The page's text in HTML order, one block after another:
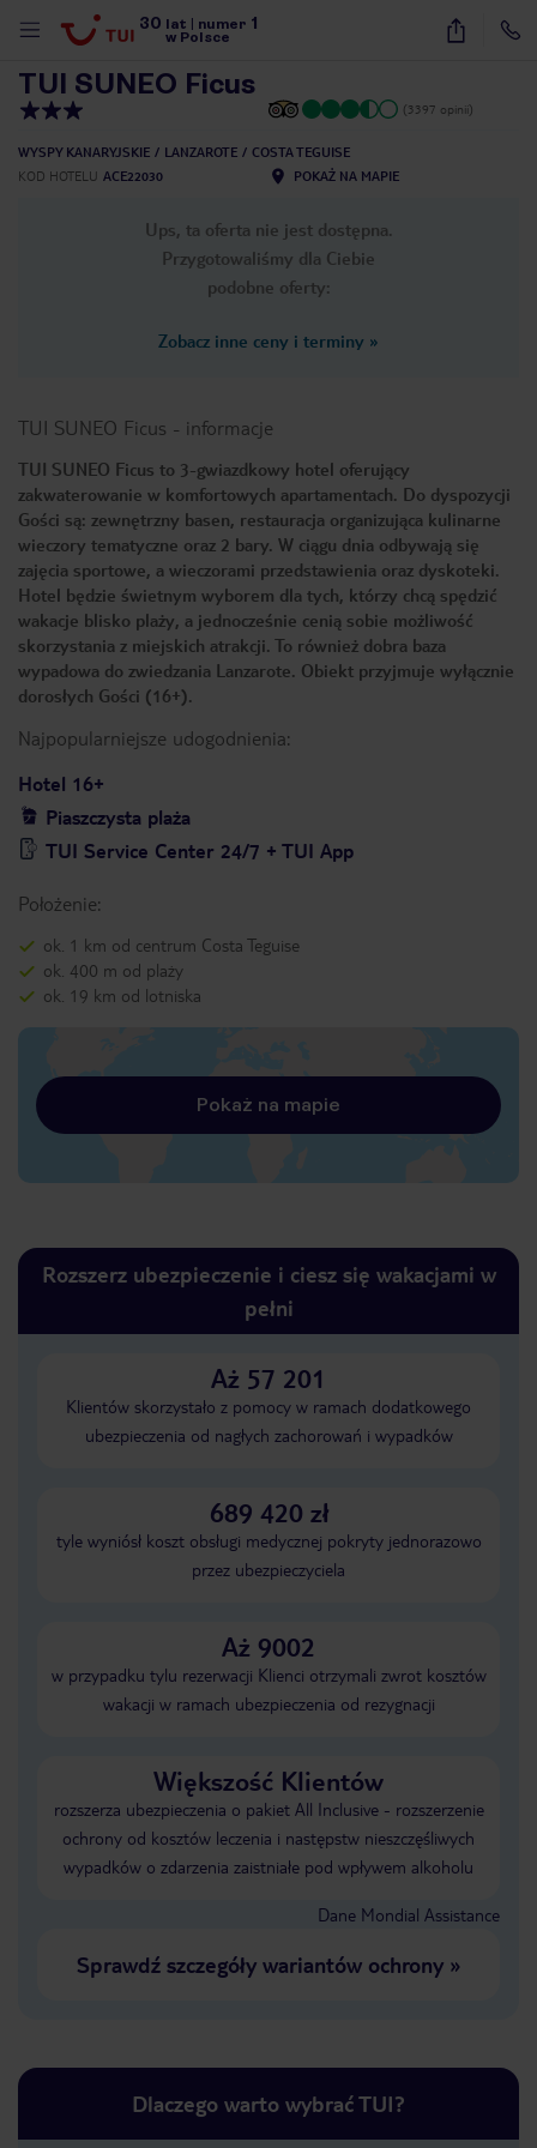
30 lat numer 1
w Polsce
56
TUI SUNEO Ficus
(3397 opinii)
WYSPY KANARYJSKIE LANZAROTE
COSTA TEGUISE
KOD HOTELU ACE22030 POKAŻ NA MAPIE
Ups, ta oferta nie jest dostępna.
Przygotowaliśmy dla Ciebie
podobne oferty:
Zobacz inne ceny i terminy »
TUI SUNEO Ficus - informacje
TUI SUNEO Ficus to 3-gwiazdkowy hotel oferujący
zakwaterowanie w komfortowych apartamentach. Do dyspozycji
Gości są: zewnętrzny basen, restauracja organizująca kulinarne
wieczory tematyczne oraz 2 bary. W ciągu dnia odbywają się
zajęcia sportowe, a wieczorami przedstawienia oraz dyskoteki.
Hotel będzie świetnym wyborem dla tych, którzy chcą spędzić
wakacje blisko plaży, a jednocześnie cenią sobie możliwość
skorzystania z miejskich atrakcji. To również dobra baza
wypadowa do zwiedzania Lanzarote. Obiekt przyjmuje wyłącznie
dorosłych Gości (16+).
Najpopularniejsze udogodnienia:
Hotel 16+
Piaszczysta plaża
TUI Service Center 24/7 + TUI App
Położenie:
ok. 1 km od centrum Costa Teguise
ok. 400 m od plaży
ok. 19 km od lotniska
Pokaż na mapie
Rozszerz ubezpieczenie i ciesz się wakacjami w
pełni
Aż 57 201
Klientów skorzystało z pomocy w ramach dodatkowego
ubezpieczenia od nagłych zachorowań i wypadków
689 420 zł
tyle wyniósł koszt obsługi medycznej pokryty jednorazowo
przez ubezpieczyciela
Aż 9002
w przypadku tylu rezerwacji Klienci otrzymali zwrot kosztów
wakacji w ramach ubezpieczenia od rezygnacji
Większość Klientów
rozszerza ubezpieczenia o pakiet All Inclusive - rozszerzenie
ochrony od kosztów leczenia i następstw nieszczęśliwych
wypadków o zdarzenia zaistniałe pod wpływem alkoholu
Dane Mondial Assistance
Sprawdź szczegóły wariantów ochrony»
Dlaczego warto wybrać TUI?